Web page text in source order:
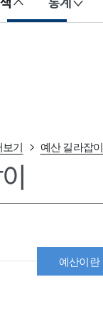
집입니다.
보기 예산 길라잡이
예산이란